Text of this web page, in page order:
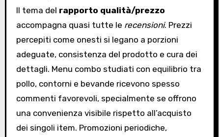
Il tema del rapporto qualità/prezzo
accompagna quasi tutte le recensioni. Prezzi
percepiti come onesti si legano a porzioni
adeguate, consistenza del prodotto e cura dei
dettagli. Menu combo studiati con equilibrio tra
pollo, contorni e bevande ricevono spesso
commenti favorevoli, specialmente se offrono
una convenienza visibile rispetto all’acquisto
dei singoli item. Promozioni periodiche,